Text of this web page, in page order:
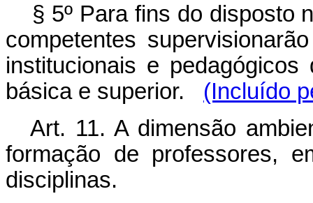
§ 5º Para fins do disposto
competentes
institucionais e
básica e superior. (Incluído
Art. 11. A dimensão
formação de professores,
disciplinas.